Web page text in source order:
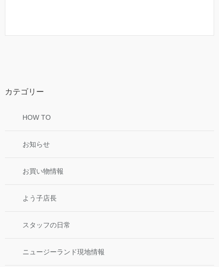
カテゴリー
HOW TO
お知らせ
お買い物情報
よう子店長
スタッフの日常
ニュージーランド現地情報